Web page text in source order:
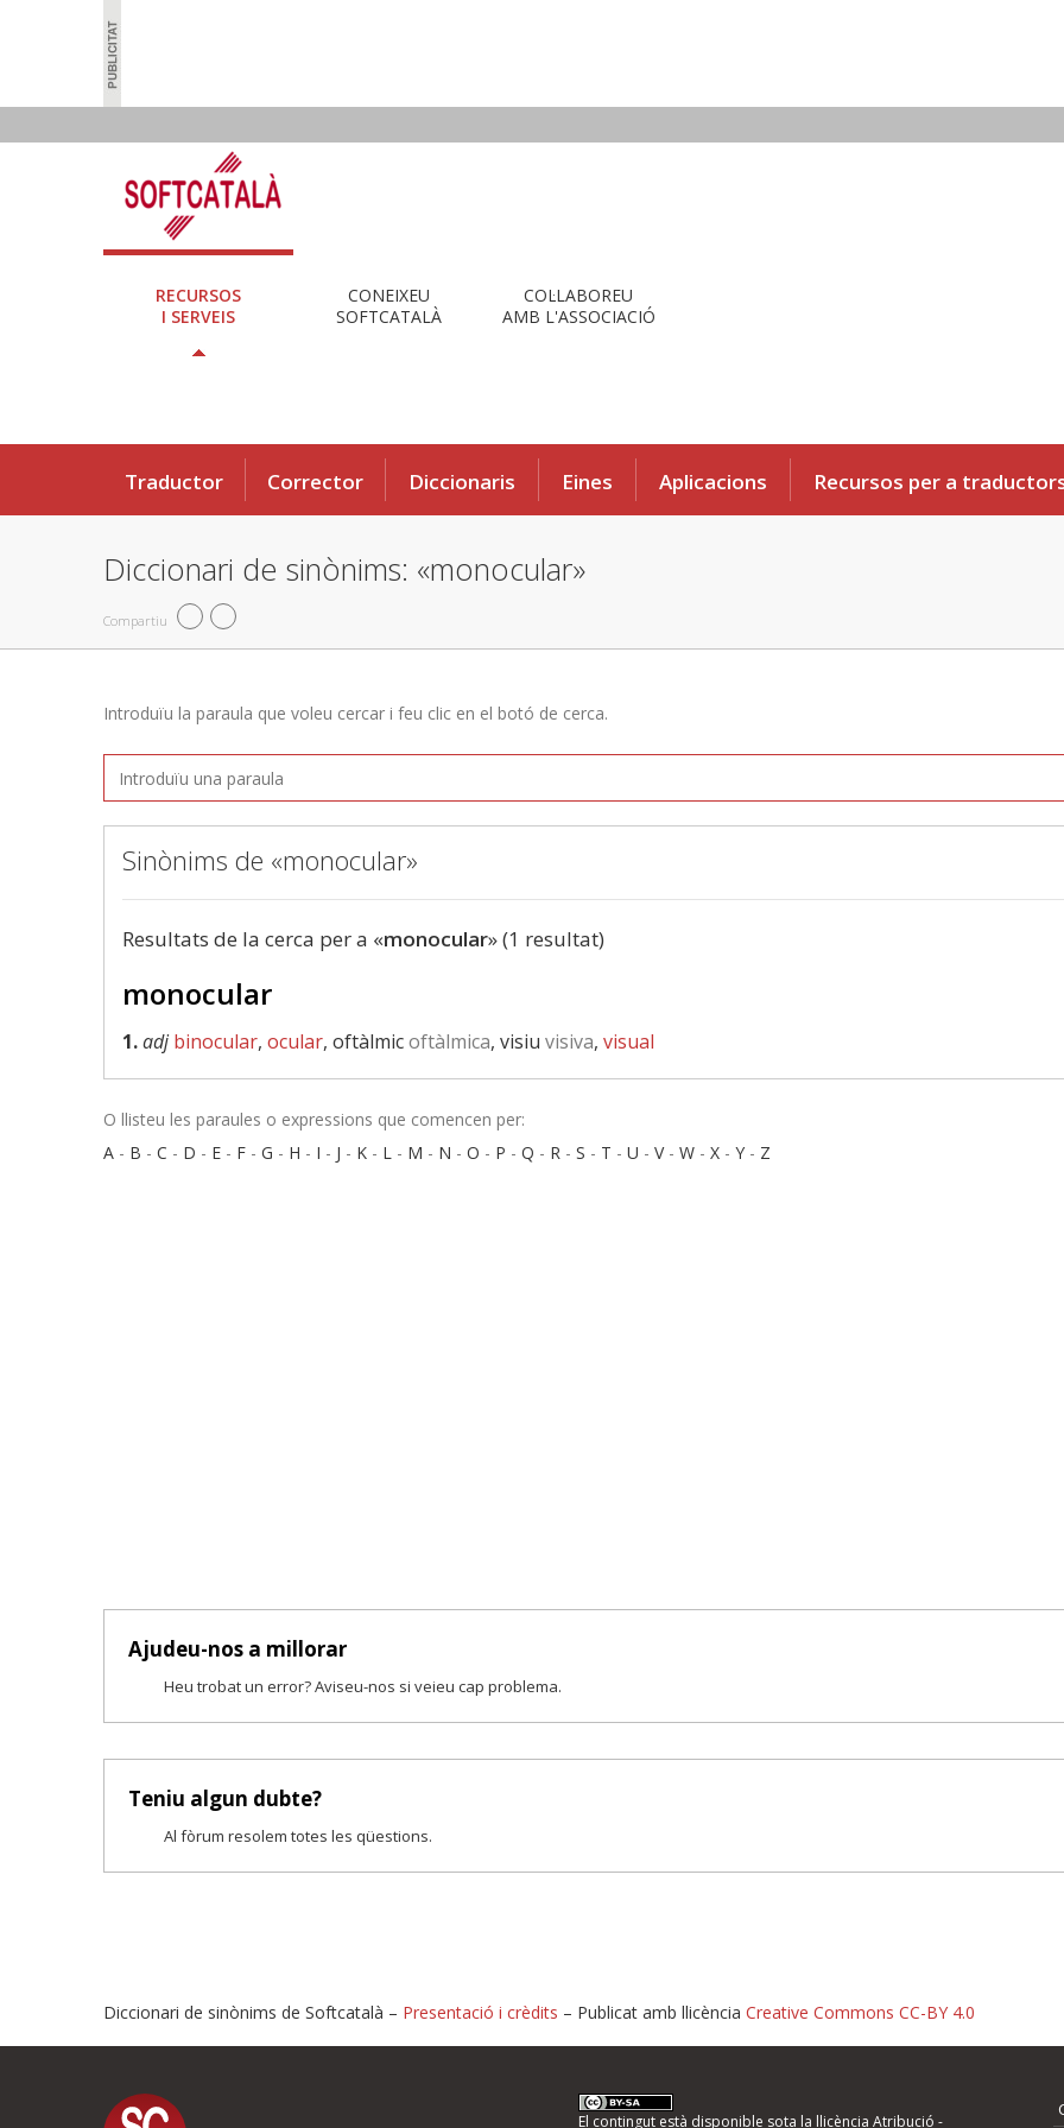
RECURSOS
I SERVEIS
CONEIXEU
SOFTCATALÀ
COL·LABOREU
AMB L'ASSOCIACIÓ
Traductor Corrector Diccionaris Eines Aplicacions Recursos per a
Diccionari de sinònims: «monocular»
Compartiu
Introduïu la paraula que voleu cercar i feu clic en el botó de cerca.
Sinònims de «monocular»
Resultats de la cerca per a «monocular» (1 resultat)
monocular
1.adj binocular, ocular, oftàlmicoftàlmica, visiu visiva, visual
O llisteu les paraules o expressions que comencen per:
A - B - C - D - E - F - G - H - I - J - K - L - M - N - O - P - Q - R - S - T - U - V- W - X - Y - Z
Ajudeu-nos a millorar
Heu trobat un error? Aviseu-nos si veieu cap problema.
Teniu algun dubte?
Al fòrum resolem totes les qüestions.
Proposeu-nos millores o informeu d'errors
Diccionari de sinònims de Softcatalà – Presentació i crèdits – Publicat amb llicència Creative Commons CC-BY 4.0
El contingut està disponible sota la llicència Atribució -